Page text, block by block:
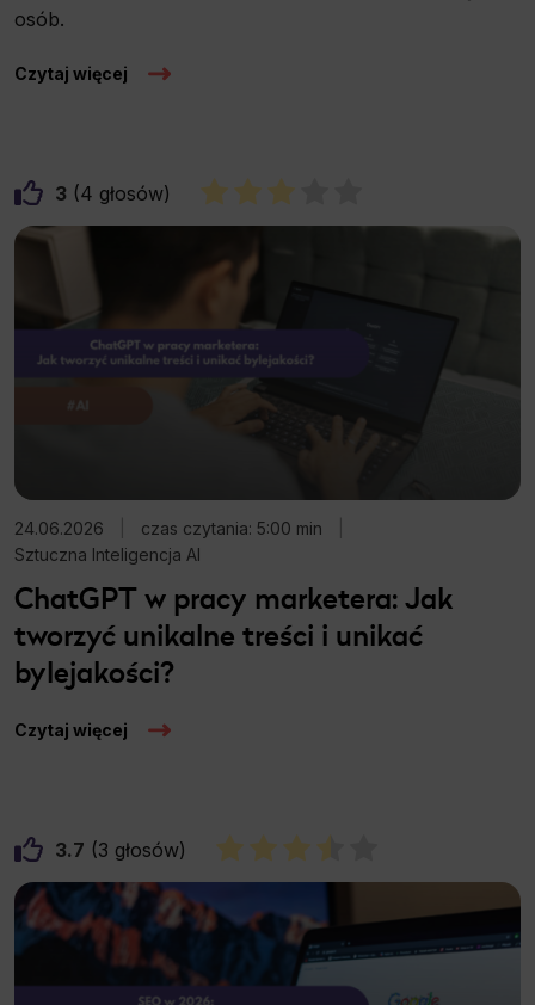
osób.
Czytaj więcej
3 4
24.06.2026 czas czytania: 5:00 min
Sztuczna Inteligencja AI
ChatGPT w pracy marketera: Jak
tworzyć unikalne treści i unikać
bylejakości?
Czytaj więcej
3.7 3